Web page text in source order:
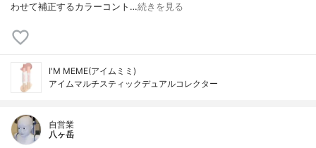
わせて補正するカラーコント…続きを見る
I'M MEME(アイムミミ)
アイムマルチスティックデュアルコレクター
自営業
八ヶ岳